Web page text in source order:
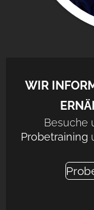
WIR
Besuche
Probetraining